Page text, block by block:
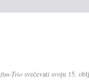
ftm-Trio svečevati svoju 15.